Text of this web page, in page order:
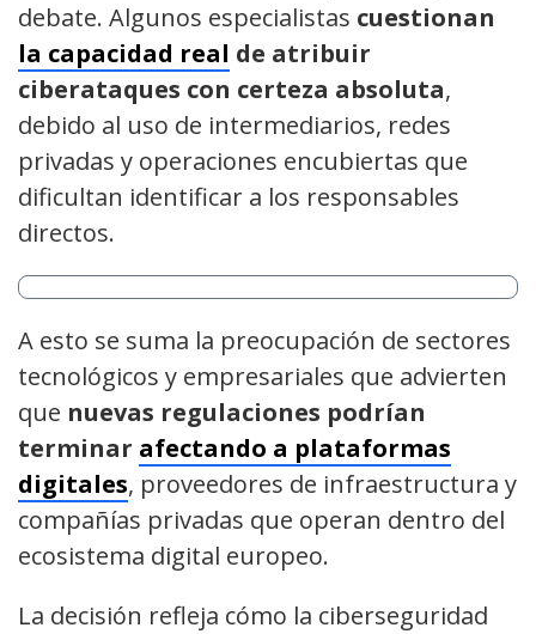
debate. Algunos especialistas cuestionan
la capacidad real de atribuir
ciberataques con certeza absoluta,
debido al uso de intermediarios, redes
privadas y operaciones encubiertas que
dificultan identificar a los responsables
directos.
A esto se suma la preocupación de sectores
tecnológicos y empresariales que advierten
que nuevas regulaciones podrían
terminar afectando a plataformas
digitales, proveedores de infraestructura y
compañías privadas que operan dentro del
ecosistema digital europeo.
La decisión refleja cómo la ciberseguridad